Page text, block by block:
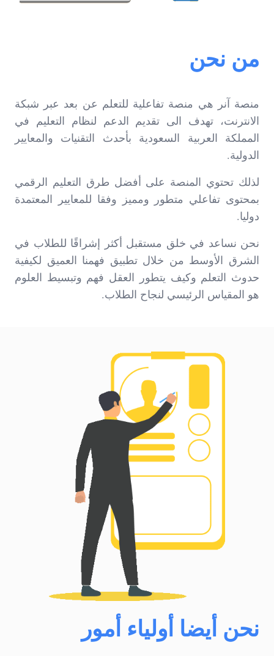
من نحن
منصة آنر هي منصة تفاعلية للتعلم عن بعد عبر شبكة
الانترنت، تهدف الى تقديم الدعم لنظام التعليم في
المملكة العربية السعودية بأحدث التقنيات والمعايير
الدولية.
لذلك تحتوي المنصة على أفضل طرق التعليم الرقمي
بمحتوى تفاعلي متطور ومميز وفقا للمعايير المعتمدة
دوليا.
نحن نساعد في خلق مستقبل أكثر إشراقًا للطلاب في
الشرق الأوسط من خلال تطبيق فهمنا العميق لكيفية
حدوث التعلم وكيف يتطور العقل فهم وتبسيط العلوم
هو المقياس الرئيسي لنجاح الطلاب.
نحن أيضا أولياء أمور